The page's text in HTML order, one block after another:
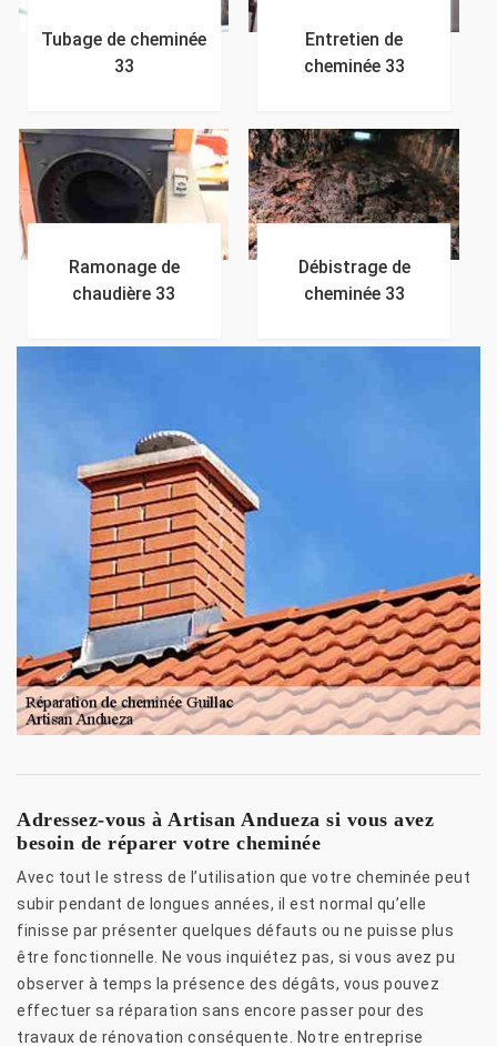
Tubage de cheminée
33
Entretien de
cheminée 33
Ramonage de
chaudière 33
Débistrage de
cheminée 33
Adressez-vous à Artisan Andueza si vous avez
besoin de réparer votre cheminée
Avec tout le stress de l’utilisation que votre cheminée peut
subir pendant de longues années, il est normal qu’elle
finisse par présenter quelques défauts ou ne puisse plus
être fonctionnelle. Ne vous inquiétez pas, si vous avez pu
observer à temps la présence des dégâts, vous pouvez
effectuer sa réparation sans encore passer pour des
travaux de rénovation conséquente. Notre entreprise